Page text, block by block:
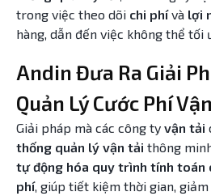
trong việc theo dõi chi phívà lợi
hàng, dẫn đến việc không thể tối
Andin Đưa Ra Giải
Quản Lý Cước Phí
Giải pháp mà các công ty vận tải
thống quản lý vận tải thông
tự động hóa quy trình tính toán
phí, giúp tiết kiệm thời gian,